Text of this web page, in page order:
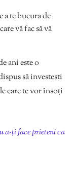
a te bucura de
vă fac să vă
ani este o
să investești
care te vor însoți
a-ți face prieteni ca